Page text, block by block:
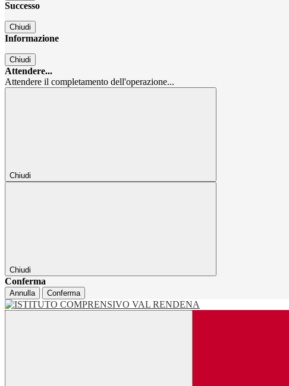
Successo
Chiudi
Informazione
Chiudi
Attendere...
Attendere il completamento dell'operazione...
Chiudi
Chiudi
Conferma
Annulla Conferma